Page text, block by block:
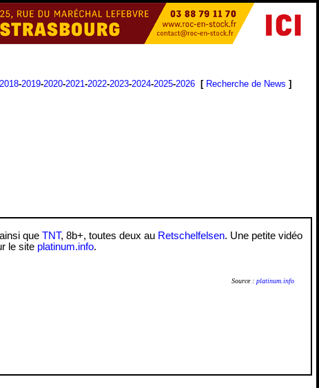
-2019-2020-2021-2022-2023-2024-2025-2026[ Recherche de News ]
que TNT, 8b+, toutes deux au Retschelfelsen. Une petite vidéo
le site platinum.info.
Source : platinum.info